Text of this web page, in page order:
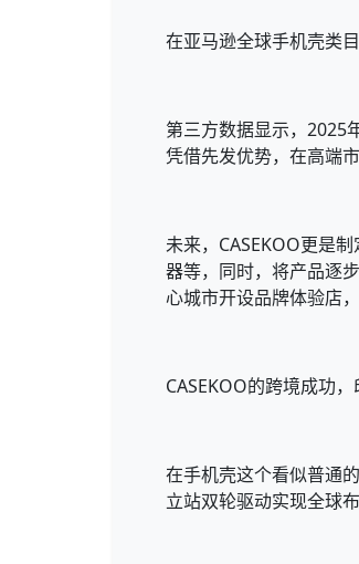
在亚马逊全球手机壳类
第三方数据显示，2025
凭借先发优势，在高端
未来，CASEKOO更是
器等，同时，将产品逐
心城市开设品牌体验店
CASEKOO的跨境成功
在手机壳这个看似普通
立站双轮驱动实现全球